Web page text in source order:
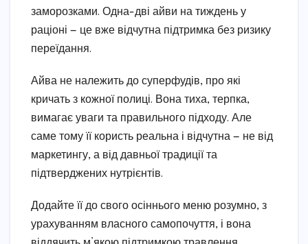
заморозками. Одна-дві айви на тиждень у
раціоні — це вже відчутна підтримка без ризику
переїдання.
Айва не належить до суперфудів, про які
кричать з кожної полиці. Вона тиха, терпка,
вимагає уваги та правильного підходу. Але
саме тому її користь реальна і відчутна — не від
маркетингу, а від давньої традиції та
підтверджених нутрієнтів.
Додайте її до свого осіннього меню розумно, з
урахуванням власного самопочуття, і вона